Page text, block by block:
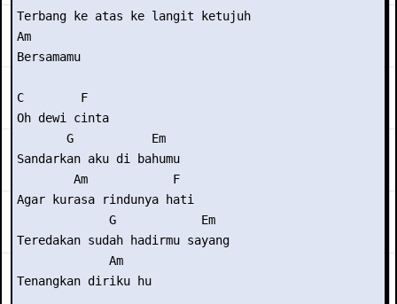
Terbang ke atas ke langit ketujuh
Am
Bersamamu
C        F
Oh dewi cinta
       G           Em
Sandarkan aku di bahumu
        Am            F
Agar kurasa rindunya hati
             G            Em
Teredakan sudah hadirmu sayang
             Am
Tenangkan diriku hu